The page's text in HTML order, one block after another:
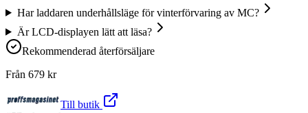
Har laddaren underhållsläge för vinterförvaring av MC?
Är LCD-displayen lätt att läsa?
Rekommenderad återförsäljare
Från 679 kr
Till butik